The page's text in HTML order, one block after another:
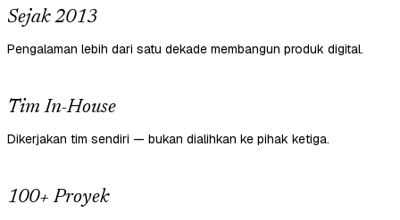
Sejak 2013
Pengalaman lebih dari satu dekade membangun produk digital.
Tim In-House
Dikerjakan tim sendiri — bukan dialihkan ke pihak ketiga.
100+ Proyek